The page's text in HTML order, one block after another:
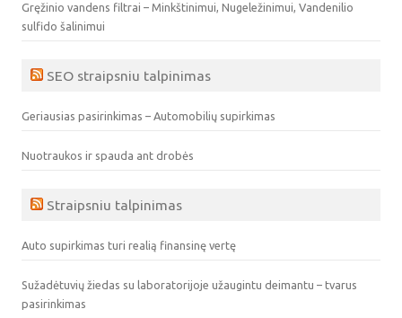
Gręžinio vandens filtrai – Minkštinimui, Nugeležinimui, Vandenilio
sulfido šalinimui
SEO straipsniu talpinimas
Geriausias pasirinkimas – Automobilių supirkimas
Nuotraukos ir spauda ant drobės
Straipsniu talpinimas
Auto supirkimas turi realią finansinę vertę
Sužadėtuvių žiedas su laboratorijoje užaugintu deimantu – tvarus
pasirinkimas